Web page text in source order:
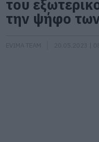
του
την ψήφο